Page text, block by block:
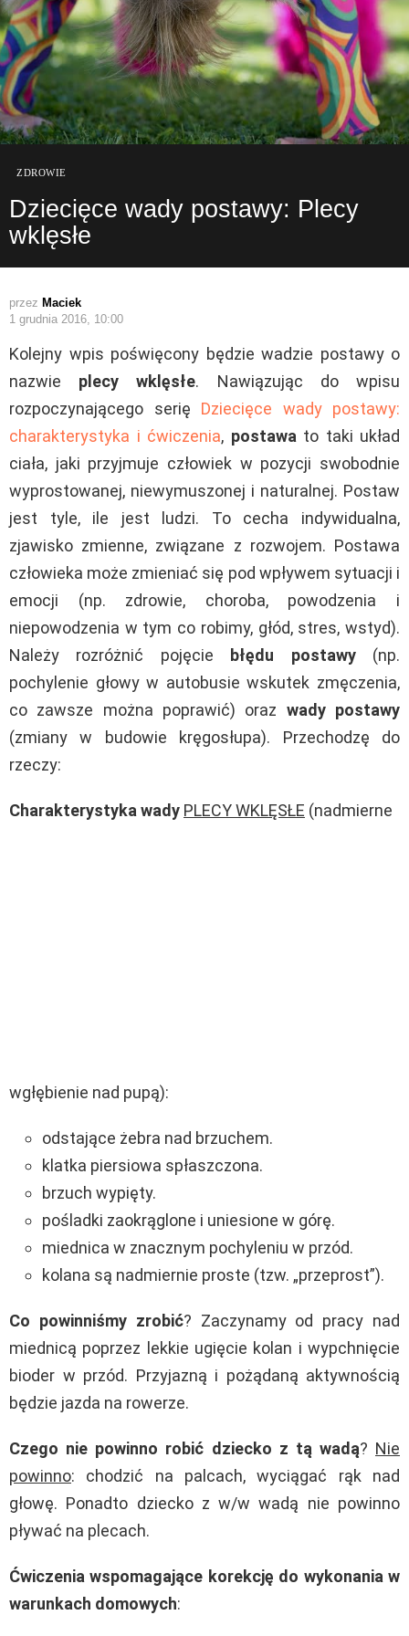
ZDROWIE
Dziecięce wady postawy: Plecy
wklęsłe
przez Maciek
1 grudnia 2016, 10:00
Kolejny wpis poświęcony będzie wadzie postawy o
nazwie plecy wklęsłe. Nawiązując do wpisu
rozpoczynającego serię Dziecięce wady postawy:
charakterystyka i ćwiczenia, postawa to taki układ
ciała, jaki przyjmuje człowiek w pozycji swobodnie
wyprostowanej, niewymuszonej i naturalnej. Postaw
jest tyle, ile jest ludzi. To cecha indywidualna,
zjawisko zmienne, związane z rozwojem. Postawa
człowieka może zmieniać się pod wpływem sytuacji i
emocji (np. zdrowie, choroba, powodzenia i
niepowodzenia w tym co robimy, głód, stres, wstyd).
Należy rozróżnić pojęcie błędu postawy (np.
pochylenie głowy w autobusie wskutek zmęczenia,
co zawsze można poprawić) oraz wady postawy
(zmiany w budowie kręgosłupa). Przechodzę do
rzeczy:
Charakterystyka wady PLECY WKLĘSŁE (nadmierne
wgłębienie nad pupą):
odstające żebra nad brzuchem.
klatka piersiowa spłaszczona.
brzuch wypięty.
pośladki zaokrąglone i uniesione w górę.
miednica w znacznym pochyleniu w przód.
kolana są nadmiernie proste (tzw. „przeprost”).
Co powinniśmy zrobić? Zaczynamy od pracy nad
miednicą poprzez lekkie ugięcie kolan i wypchnięcie
bioder w przód. Przyjazną i pożądaną aktywnością
będzie jazda na rowerze.
Czego nie powinno robić dziecko z tą wadą? Nie
powinno: chodzić na palcach, wyciągać rąk nad
głowę. Ponadto dziecko z w/w wadą nie powinno
pływać na plecach.
Ćwiczenia wspomagające korekcję do wykonania w
warunkach domowych: